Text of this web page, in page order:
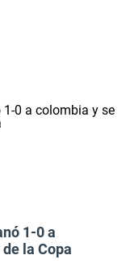
1-0 a
la Copa